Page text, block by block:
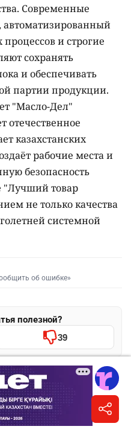
Современные
и строгие
сохранять
и обеспечивать
партии продукции.
"Масло-Дел"
отечественное
казахстанских
рабочие места и
безопасность
"Лучший товар
не только качества
системной
об ошибке»
полезной?
39
Telegram